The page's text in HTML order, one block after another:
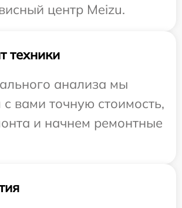
центр Meizu.
техники
анализа мы
с вами точную стоимость,
и начнем ремонтные